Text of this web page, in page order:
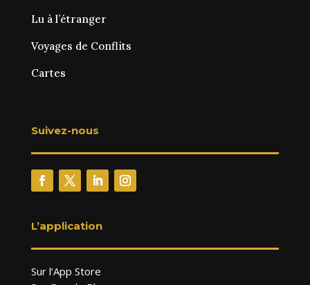
Lu à l’étranger
Voyages de Conflits
Cartes
Suivez-nous
L’application
Sur l’App Store